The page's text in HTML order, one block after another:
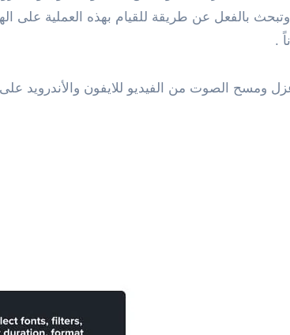
.
ومسح الصوت من الفيديو للايفون والأندرويد على